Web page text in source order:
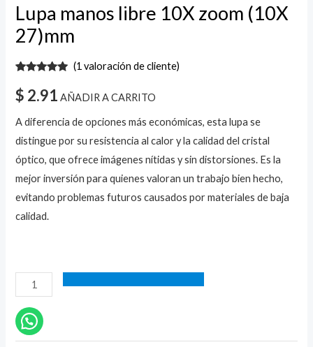
Lupa manos libre 10X zoom (10X
27)mm
con5.00de
5 en base
de un
(1valoración de cliente)
$ 2.91 AÑADIR A CARRITO
A diferencia de opciones más económicas, esta lupa se
distingue por su resistencia al calor y la calidad del cristal
óptico, que ofrece imágenes nítidas y sin distorsiones. Es la
mejor inversión para quienes valoran un trabajo bien hecho,
evitando problemas futuros causados por materiales de baja
calidad.